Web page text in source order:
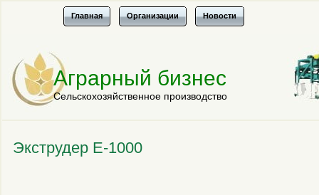
Главная Организации Новости
Аграрный бизнес
Сельскохозяйственное производство
Экструдер Е-1000